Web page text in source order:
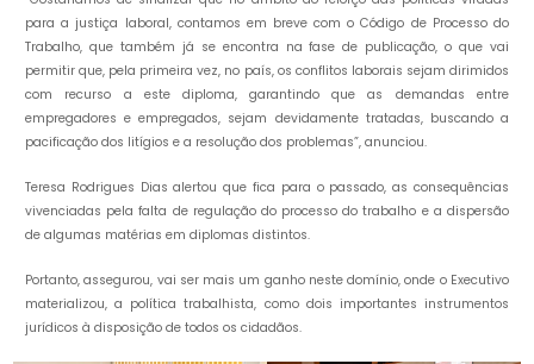
para a justiça laboral, contamos em breve com o Código de Processo do
Trabalho, que também já se encontra na fase de publicação, o que vai
permitir que, pela primeira vez, no país, os conflitos laborais sejam dirimidos
com recurso a este diploma, garantindo que as demandas entre
empregadores e empregados, sejam devidamente tratadas, buscando a
pacificação dos litígios e a resolução dos problemas”, anunciou.
Teresa Rodrigues Dias alertou que fica para o passado, as consequências
vivenciadas pela falta de regulação do processo do trabalho e a dispersão
de algumas matérias em diplomas distintos.
Portanto, assegurou, vai ser mais um ganho neste domínio, onde o Executivo
materializou, a política trabalhista, como dois importantes instrumentos
jurídicos à disposição de todos os cidadãos.